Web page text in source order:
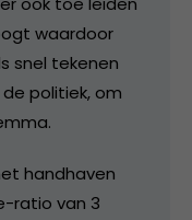
waardoor
snel tekenen
politiek, om
handhaven
ratio van 3